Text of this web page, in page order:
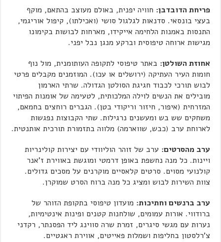
פריחת הדובדבן: חוויה יפנית, באולם מעוצב בהתאם, מוקף
בעצי בונסאי. סדנאות לגלגול סושי (ואכילתו), קיפול אוריגמי,
התנסות באמנות הלחימה אייקידו, מארחות לבושות בקימונו
מגישות ארוחה טיפוסית וברקע מנגן נבל יפני.
אחוזת השולטן: באתר טיפוסי לתקופה העותומנית, מול נוף
חומות העיר העתיקה (ירושלים או עכו). המוזמנים מקבלים פרטי
לבוש תורכי לכבוד חגיגת הסולטן הגדולה. שרתי הארמון
מובילים את הנשים לוילה המלכותית, לטעימה של אומנות הפיתוי
המזרחית (איפור, חיזור וריקודי בטן). הגברים רוחצים בחמאם,
משחקים שש בש ומעשנים נרגילות. שתי הקבוצות נפגשות
לארוחת ערב (כבש, שווארמה) מלווה בתזמורת תורכית אותנטית.
ערב מהסרטים: ערב של זוהר הוליוודי עם יצירות קולינריות
ויינות. כל מנה נחשפת באופן דרמטי ומוגשת באווירת ז'אנר
קולנועי מסוים. סרטים קלאסיים מוקרנים על מסכים גדולים.
צוות השירות לבוש ומציג כל מנה ברוח הסרט שמוקרן.
ערב ברנשים וחתיכות: מועדון טיפוסי בתקופת הזוהר של
ברודווי. אורות עמומים, שולחנות קטנים ופינות אינטימיות,
נערות עם מגשי סיגרים, זמרת שרה סווינג ליד הפסנתר, רקדני
צ'רלסטון בחליפות ושמלות פאייטים, אווירת ראגטיים.